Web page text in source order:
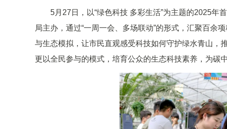
5月27日，以“绿色科技 多彩生活”为主题的2025年
局主办，通过“一周一会、多场联动”的形式，汇聚百余
与生态模拟，让市民直观感受科技如何守护绿水青山，
更以全民参与的模式，培育公众的生态科技素养，为碳